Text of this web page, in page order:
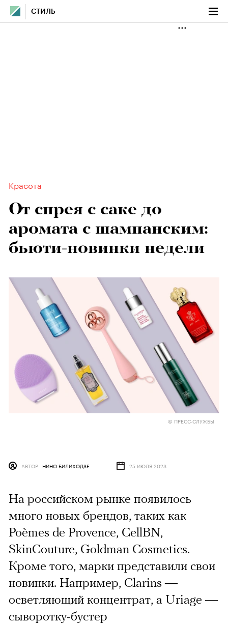
СТИЛЬ
Красота
От спрея с саке до
аромата с шампанским:
бьюти-новинки недели
© ПРЕСС-СЛУЖБЫ
АВТОР НИНО БИЛИХОДЗЕ 25 ИЮЛЯ 2023
На российском рынке появилось
много новых брендов, таких как
Poèmes de Provence, CellBN,
SkinCouture, Goldman Cosmetics.
Кроме того, марки представили свои
новинки. Например, Clarins —
осветляющий концентрат, а Uriage —
сыворотку-бустер